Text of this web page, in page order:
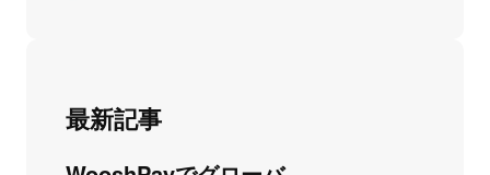
最新記事